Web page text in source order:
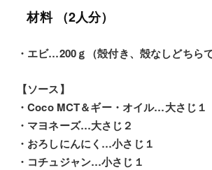
材料 （2人分）
・エビ…200ｇ（殻付き、殻なしどちらで
【ソース】
・Coco MCT＆ギー・オイル…大さじ１
・マヨネーズ…大さじ２
・おろしにんにく…小さじ１
・コチュジャン…小さじ１